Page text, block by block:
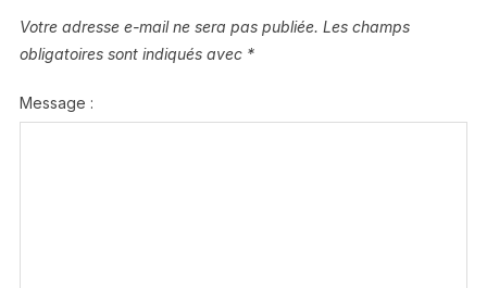
Votre adresse e-mail ne sera pas publiée. Les champs
obligatoires sont indiqués avec *
Message :